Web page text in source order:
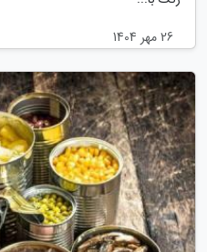
26 مهر 1404